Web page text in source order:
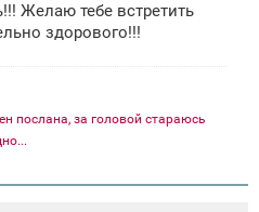
Желаю тебе встретить
здорового!!!
послана, за головой стараюсь